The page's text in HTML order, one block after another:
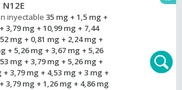
inyectable 35 mg + 1,5 mg +
3,79 mg + 10,99 mg + 7,44
mg + 0,81 mg + 2,24 mg +
+ 5,26 mg + 3,67 mg + 5,26
mg + 3,79 mg + 5,26 mg +
+ 3,79 mg + 4,53 mg + 3 mg +
3,79 mg + 1,26 mg + 4,86 mg